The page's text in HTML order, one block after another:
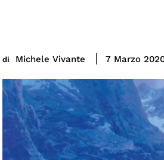
di Michele Vivante 7 Marzo